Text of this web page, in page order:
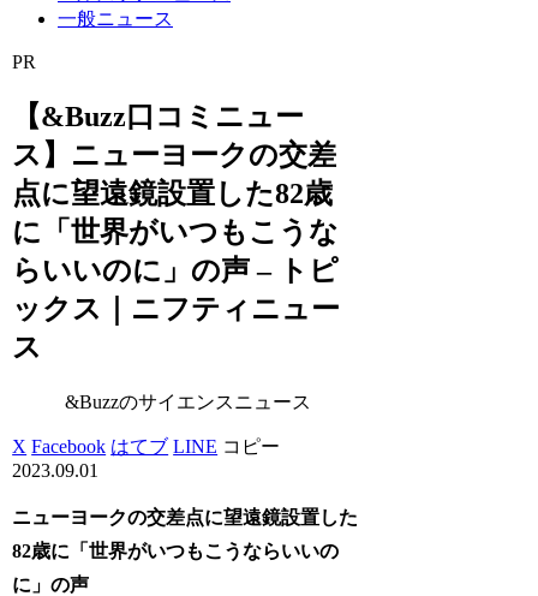
一般ニュース
PR
【&Buzz口コミニュー
ス】ニューヨークの交差
点に望遠鏡設置した82歳
に「世界がいつもこうな
らいいのに」の声 – トピ
ックス｜ニフティニュー
ス
&Buzzのサイエンスニュース
X Facebook はてブ LINE コピー
2023.09.01
ニューヨークの交差点に望遠鏡設置した
82歳に「世界がいつもこうならいいの
に」の声